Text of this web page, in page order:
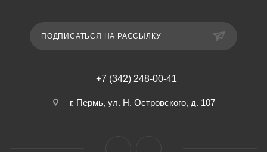
ПОДПИСАТЬСЯ НА РАССЫЛКУ
+7 (342) 248-00-41
г. Пермь, ул. Н. Островского, д. 107